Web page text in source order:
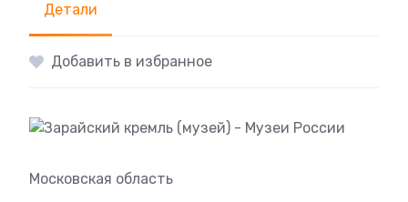
Детали
Добавить в избранное
Московская область